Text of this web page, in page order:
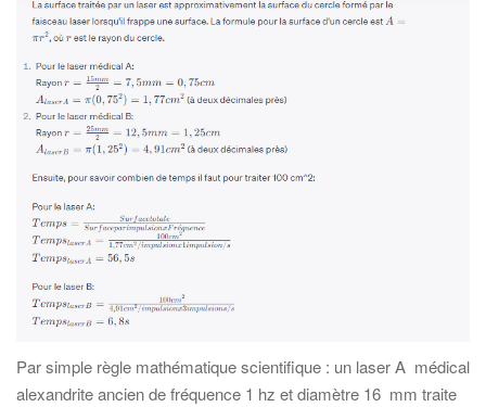
Par simple règle mathématique scientifique : un laser A médical
alexandrite ancien de fréquence 1 hz et diamètre 16 mm traite